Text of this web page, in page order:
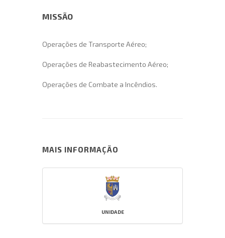
MISSÃO
Operações de Transporte Aéreo;
Operações de Reabastecimento Aéreo;
Operações de Combate a Incêndios.
MAIS INFORMAÇÃO
UNIDADE